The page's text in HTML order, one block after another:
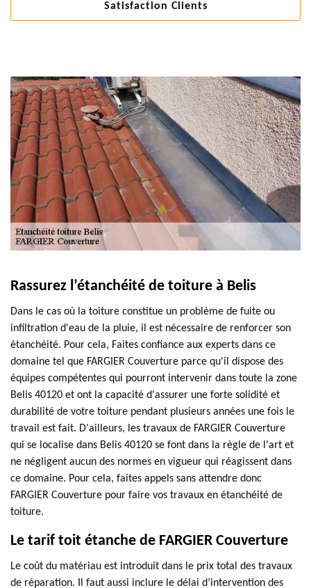
Satisfaction Clients
Rassurez l’étanchéité de toiture à Belis
Dans le cas où la toiture constitue un problème de fuite ou
infiltration d'eau de la pluie, il est nécessaire de renforcer son
étanchéité. Pour cela, Faites confiance aux experts dans ce
domaine tel que FARGIER Couverture parce qu'il dispose des
équipes compétentes qui pourront intervenir dans toute la zone
Belis 40120 et ont la capacité d'assurer une forte solidité et
durabilité de votre toiture pendant plusieurs années une fois le
travail est fait. D'ailleurs, les travaux de FARGIER Couverture
qui se localise dans Belis 40120 se font dans la règle de l'art et
ne négligent aucun des normes en vigueur qui réagissent dans
ce domaine. Pour cela, faites appels sans attendre donc
FARGIER Couverture pour faire vos travaux en étanchéité de
toiture.
Le tarif toit étanche de FARGIER Couverture
Le coût du matériau est introduit dans le prix total des travaux
de réparation. Il faut aussi inclure le délai d’intervention des